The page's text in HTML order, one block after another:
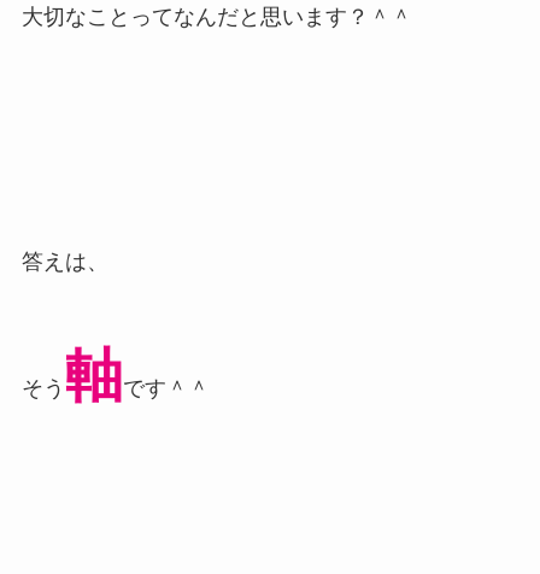
大切なことってなんだと思います？＾＾
答えは、
そう 軸です＾＾